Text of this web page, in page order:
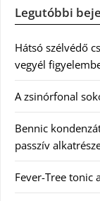
Legutóbbi
Hátsó szélvédő
vegyél
A zsinórfonal
Bennic
passzív
Fever-Tree tonic